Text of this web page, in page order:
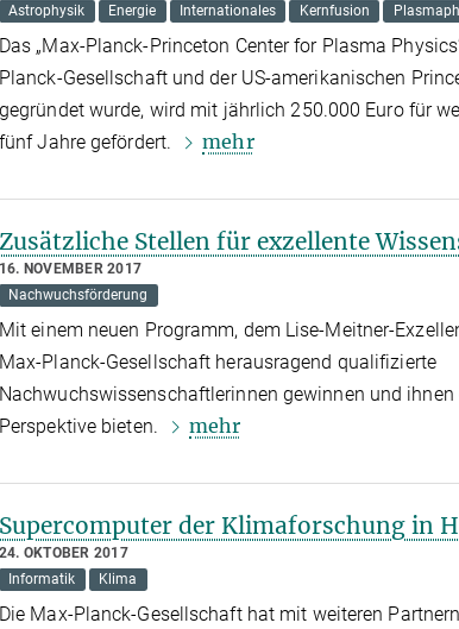
Astrophysik
Energie Internationales Kernfusion
Das „Max-Planck-Princeton Center for Plasma
Planck-Gesellschaft und der US-amerikanischen
gegründet wurde, wird mit jährlich 250.000 Euro für
fünf Jahre gefördert.
mehr
Zusätzliche Stellen für exzellente
16. NOVEMBER 2017
Nachwuchsförderung
Mit einem neuen Programm, dem Lise-Meitner-
Max-Planck-Gesellschaft herausragend qualifizierte
Nachwuchswissenschaftlerinnen gewinnen und
Perspektive bieten.
mehr
Supercomputer der Klimaforschung in
24. OKTOBER 2017
Informatik
Klima
Die Max-Planck-Gesellschaft hat mit weiteren